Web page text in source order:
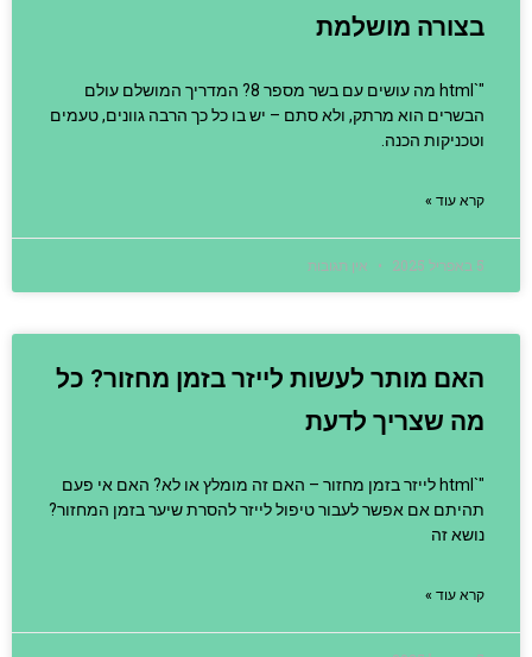
בצורה מושלמת
"`html מה עושים עם בשר מספר 8? המדריך המושלם עולם
הבשרים הוא מרתק, ולא סתם – יש בו כל כך הרבה גוונים, טעמים
וטכניקות הכנה.
קרא עוד »
5 באפריל 2025 אין תגובות
האם מותר לעשות לייזר בזמן מחזור? כל
מה שצריך לדעת
"`html לייזר בזמן מחזור – האם זה מומלץ או לא? האם אי פעם
תהיתם אם אפשר לעבור טיפול לייזר להסרת שיער בזמן המחזור?
נושא זה
קרא עוד »